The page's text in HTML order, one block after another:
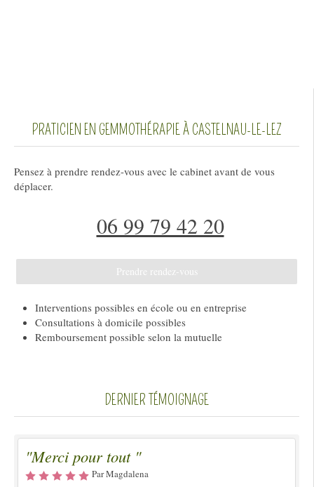
PRATICIEN EN GEMMOTHÉRAPIE À CASTELNAU-LE-LEZ
Pensez à prendre rendez-vous avec le cabinet avant de vous
déplacer.
06 99 79 42 20
Prendre rendez-vous
Interventions possibles en école ou en entreprise
Consultations à domicile possibles
Remboursement possible selon la mutuelle
DERNIER TÉMOIGNAGE
"Merci pour tout "
Par Magdalena